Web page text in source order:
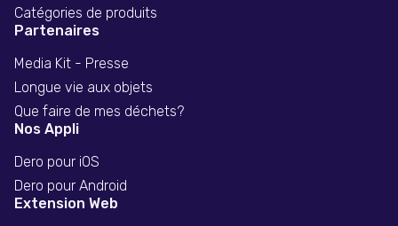
Catégories de produits
Partenaires
Media Kit - Presse
Longue vie aux objets
Que faire de mes déchets?
Nos Appli
Dero pour iOS
Dero pour Android
Extension Web